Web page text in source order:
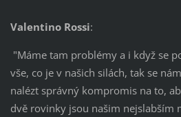
Valentino Rossi:
"Máme tam problémy a i když se
vše, co je v našich silách, tak se
nalézt správný kompromis na to,
dvě rovinky jsou našim nejslabším